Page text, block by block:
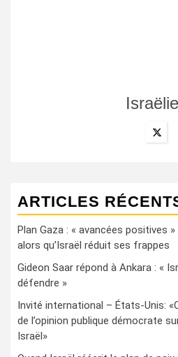
ARTICLES
Plan Gaza : « avancées positives
alors qu’Israël réduit ses frappes
Gideon Saar répond à Ankara : «
défendre »
Invité international – États-Unis:
de l’opinion publique démocrate
Israël»